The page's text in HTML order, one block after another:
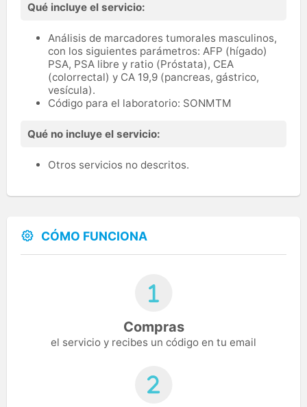
Qué incluye el servicio:
Análisis de marcadores tumorales masculinos,
con los siguientes parámetros: AFP (hígado)
PSA, PSA libre y ratio (Próstata), CEA
(colorrectal) y CA 19,9 (pancreas, gástrico,
vesícula).
Código para el laboratorio: SONMTM
Qué no incluye el servicio:
Otros servicios no descritos.
CÓMO FUNCIONA
Compras
el servicio y recibes un código en tu email